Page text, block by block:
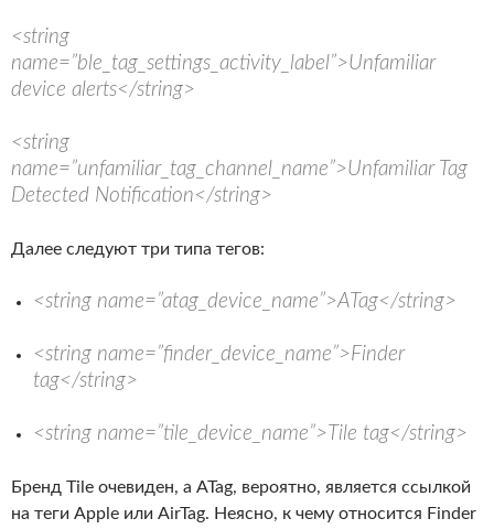
<string
name=”ble_tag_settings_activity_label”>Unfamiliar
device alerts</string>
<string
name=”unfamiliar_tag_channel_name”>Unfamiliar Tag
Detected Notification</string>
Далее следуют три типа тегов:
<string name=”atag_device_name”>ATag</string>
<string name=”finder_device_name”>Finder
tag</string>
<string name=”tile_device_name”>Tile tag</string>
Бренд Tile очевиден, а ATag, вероятно, является ссылкой
на теги Apple или AirTag. Неясно, к чему относится Finder